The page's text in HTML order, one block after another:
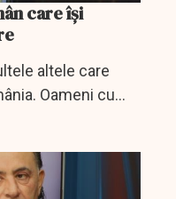
care își
altele care
Oameni cu
ceea ce fac, de